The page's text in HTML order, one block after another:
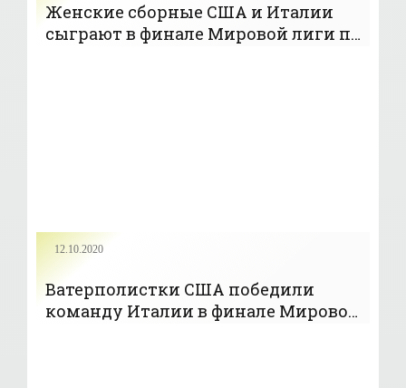
Женские сборные США и Италии
сыграют в финале Мировой лиги по
12.10.2020
Ватерполистки США победили
команду Италии в финале Мировой